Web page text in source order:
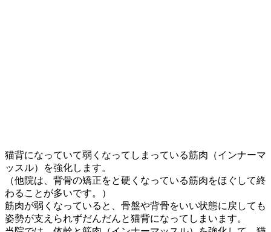
猫背になっていて弱くなってしまっている筋肉（インナーマ
ッスル）を強化します。
（他院は、背骨の矯正をと硬くなっている筋肉をほぐして終
わることが多いです。）
筋肉が弱くなっていると、骨盤や背骨をいい状態に戻しても
姿勢が支えられずだんだんと猫背になってしまいます。